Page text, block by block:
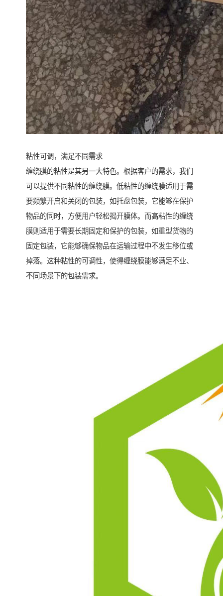
粘性可调，满足不同需求
缠绕膜的粘性是其另一大特色。根据客户的需求，我们
可以提供不同粘性的缠绕膜。低粘性的缠绕膜适用于需
要频繁开启和关闭的包装，如托盘包装，它能够在保护
物品的同时，方便用户轻松揭开膜体。而高粘性的缠绕
膜则适用于需要长期固定和保护的包装，如重型货物的
固定包装，它能够确保物品在运输过程中不发生移位或
掉落。这种粘性的可调性，使得缠绕膜能够满足不业、
不同场景下的包装需求。